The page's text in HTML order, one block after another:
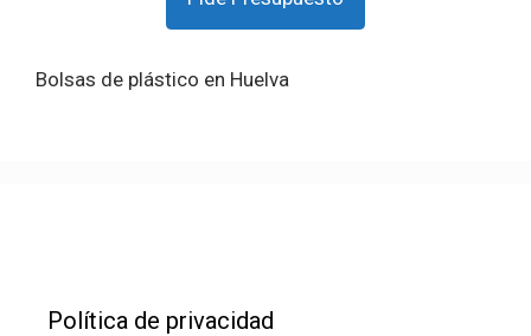
Bolsas de plástico en Huelva
Política de privacidad